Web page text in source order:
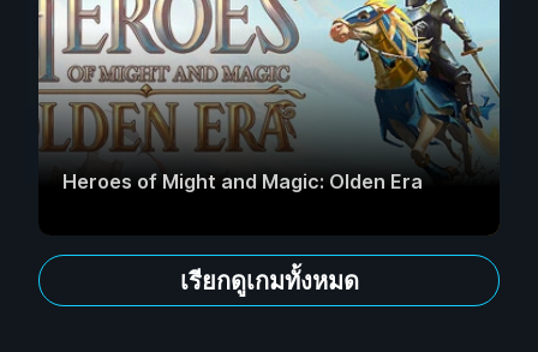
Heroes of Might and Magic: Olden Era
เรียกดูเกมทั้งหมด